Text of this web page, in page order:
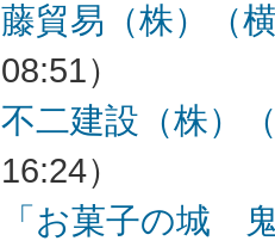
藤貿易（株）（
08:51）
不二建設（株）
16:24）
「お菓子の城